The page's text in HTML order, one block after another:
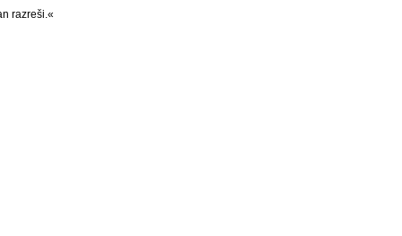
razreši.«